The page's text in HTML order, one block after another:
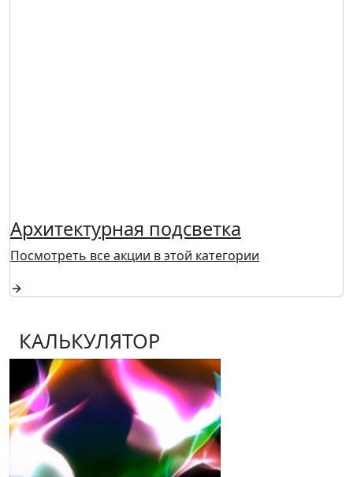
Архитектурная подсветка
Посмотреть все акции в этой категории
КАЛЬКУЛЯТОР